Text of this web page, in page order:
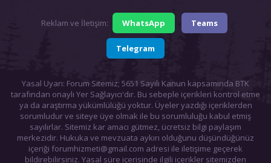
Reklam ve İletişim: WhatsApp Teams
Telegram
Yasal Uyarı: Forum Sitemiz; 5651 Sayılı Kanun kapsamında BTK
tarafından onaylı Yer Sağlayıcı'dır. Bu sebeple içerikleri kontrol etme
ya da araştırma yükümlülüğü yoktur. Üyeler yazdığı içeriklerden
sorumludur ve siteye üye olmak ile bu sorumluluğu kabul etmiş
sayılırlar. Sitemiz kar amacı gütmez, ücretsiz bilgi paylaşım
merkezidir. Hukuka ve mevzuata aykırı olduğunu düşündüğünüz
içeriği forumhizmeti@gmail.com adresi ile iletişime geçerek
bildirebilirsiniz. Yasal süre içerisinde ilgili içerikler sitemizden